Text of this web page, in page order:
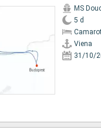
MS
5 d
Viena
31/10/